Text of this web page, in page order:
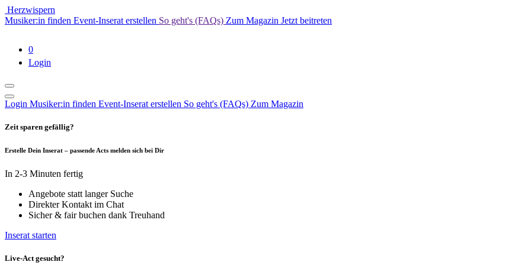
Herzwispern
Musiker:in finden Event-Inserat erstellen So geht's (FAQs) Zum Magazin Jetzt beitreten
0
Login
Login Musiker:in finden Event-Inserat erstellen So geht's (FAQs) Zum Magazin
Zeit sparen gefällig?
Erstelle Dein Inserat – passende Acts melden sich bei Dir
In 2-3 Minuten fertig
Angebote statt langer Suche
Direkter Kontakt im Chat
Sicher & fair buchen dank Treuhand
Inserat starten
Live-Act gesucht?